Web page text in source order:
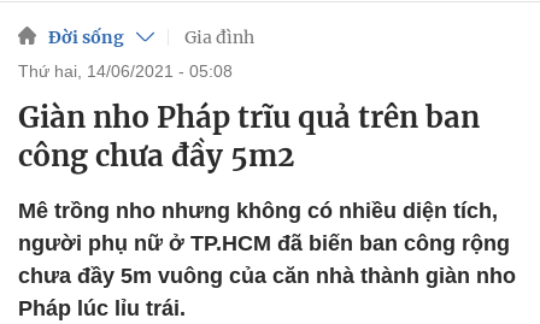
Đời sống Gia đình
thứ hai, 14/06/2021 - 05:08
Giàn nho Pháp trĩu quả trên ban
công chưa đầy 5m2
Mê trồng nho nhưng không có nhiều diện tích,
người phụ nữ ở TP.HCM đã biến ban công rộng
chưa đầy 5m vuông của căn nhà thành giàn nho
Pháp lúc lỉu trái.